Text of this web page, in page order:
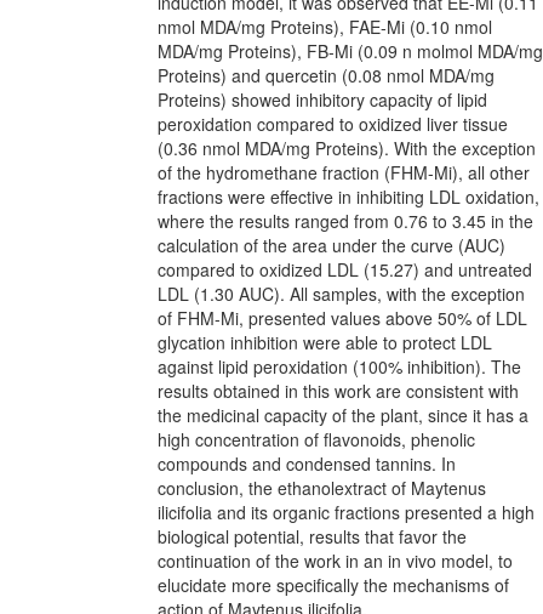
nmol MDA/mg Proteins), FAE-Mi (0.10 nmol
MDA/mg Proteins), FB-Mi (0.09 n molmol MDA/mg
Proteins) and quercetin (0.08 nmol MDA/mg
Proteins) showed inhibitory capacity of lipid
peroxidation compared to oxidized liver tissue
(0.36 nmol MDA/mg Proteins). With the exception
of the hydromethane fraction (FHM-Mi), all other
fractions were effective in inhibiting LDL oxidation,
where the results ranged from 0.76 to 3.45 in the
calculation of the area under the curve (AUC)
compared to oxidized LDL (15.27) and untreated
LDL (1.30 AUC). All samples, with the exception
of FHM-Mi, presented values above 50% of LDL
glycation inhibition were able to protect LDL
against lipid peroxidation (100% inhibition). The
results obtained in this work are consistent with
the medicinal capacity of the plant, since it has a
high concentration of flavonoids, phenolic
compounds and condensed tannins. In
conclusion, the ethanolextract of Maytenus
ilicifolia and its organic fractions presented a high
biological potential, results that favor the
continuation of the work in an in vivo model, to
elucidate more specifically the mechanisms of
action of Maytenus ilicifolia.